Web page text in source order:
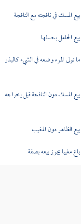
المسك في نافجته مع النافجة
الحامل بحملها
تولى المرء وضعه في الشيء كالبذر
المسك دون النافجة قبل إخراجه
الظاهر دون المغيب
مغيبا يجوز بيعه بصفة